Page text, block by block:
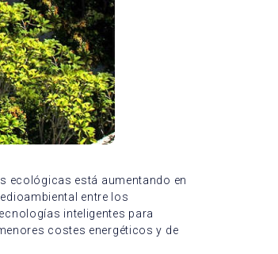
ecológicas está aumentando en
entre los
inteligentes para
costes energéticos y de